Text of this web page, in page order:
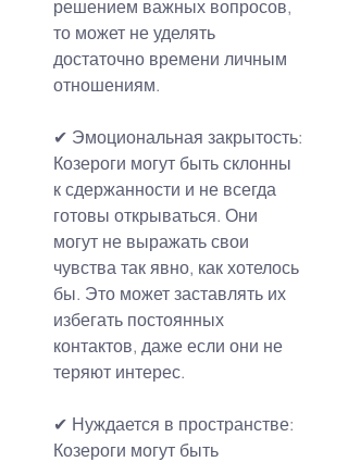
решением важных вопросов,
то может не уделять
достаточно времени личным
отношениям.
✔ Эмоциональная закрытость:
Козероги могут быть склонны
к сдержанности и не всегда
готовы открываться. Они
могут не выражать свои
чувства так явно, как хотелось
бы. Это может заставлять их
избегать постоянных
контактов, даже если они не
теряют интерес.
✔ Нуждается в пространстве:
Козероги могут быть